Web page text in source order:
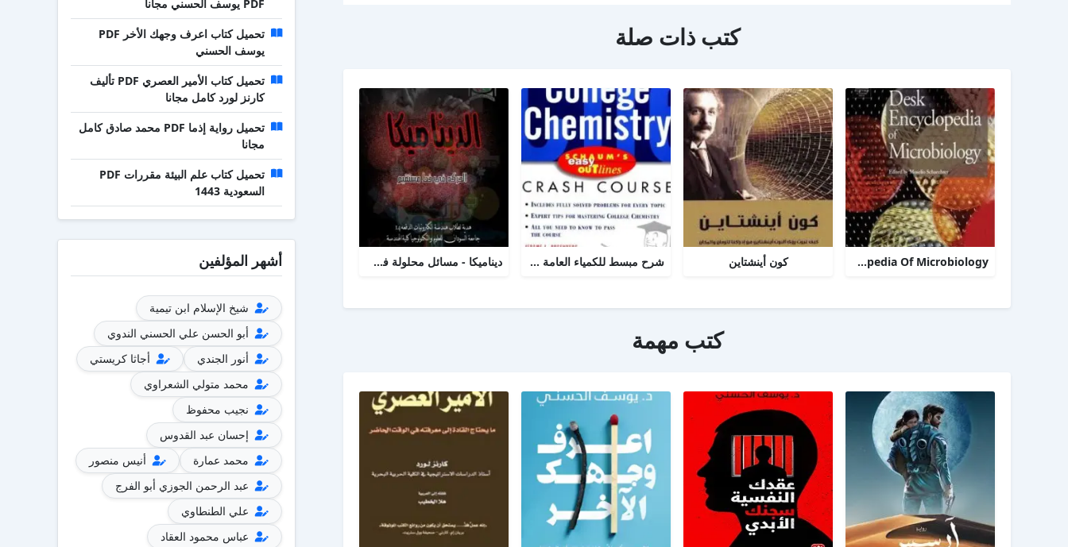
كتب ذات صلة
TheDesk Encyclopedia Of Microbiology كون أينشتاين شرح مبسط للكمياء العامة college chemistry ديناميكا - مسائل محلولة في الحركة الخطية
كتب مهمة
PDF يوسف الحسني مجانا
تحميل كتاب اعرف وجهك الأخر PDF
يوسف الحسني
تحميل كتاب الأمير العصري PDF تأليف
كارنز لورد كامل مجانا
تحميل رواية إذما PDF محمد صادق كامل
مجانا
تحميل كتاب علم البيئة مقررات PDF
السعودية 1443
أشهر المؤلفين
شيخ الإسلام ابن تيمية
أبو الحسن علي الحسني الندوي
أنور الجندي
أجاثا كريستي
محمد متولي الشعراوي
نجيب محفوظ
إحسان عبد القدوس
محمد عمارة
أنيس منصور
عبد الرحمن الجوزي أبو الفرج
علي الطنطاوي
عباس محمود العقاد